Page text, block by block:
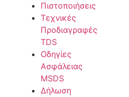
Πιστοποιήσεις
Τεχνικές
Προδιαγραφές
TDS
Οδηγίες
Ασφάλειας
MSDS
Δήλωση